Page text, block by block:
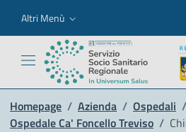
Altri Menù
Homepage / Azienda / Ospedali /
Ospedale Ca' Foncello Treviso /